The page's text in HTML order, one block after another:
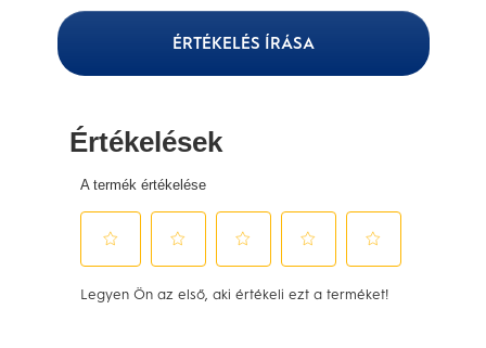
pontszám
Ugyanazon
oldalÉRTÉKELÉS ÍRÁSA